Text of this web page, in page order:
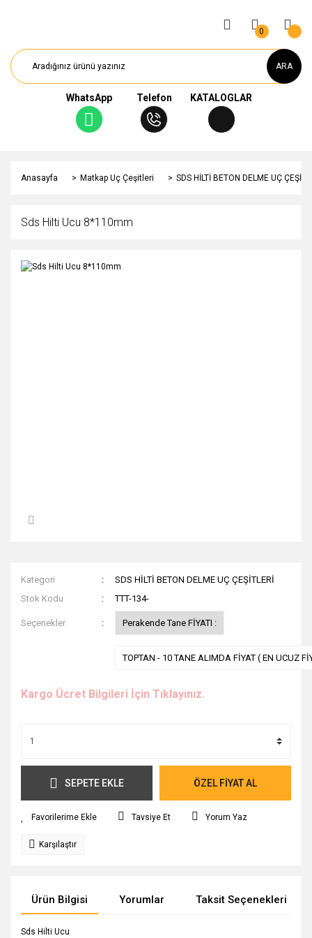
ARA
WhatsApp Telefon KATALOGLAR
0
Anasayfa Matkap Uç Çeşitleri SDS HİLTİ BETON DELME UÇ
Sds Hilti Ucu 8*110mm
Kategori
SDS HİLTİ BETON DELME UÇ ÇEŞİTLERİ
Stok Kodu
TTT-134-
Seçenekler Perakende Tane FİYATI :
TOPTAN - 10 TANE ALIMDA FİYAT ( EN UCUZ
Kargo Ücret Bilgileri İçin Tıklayınız.
SEPETE EKLE ÖZEL FİYAT AL
Tavsiye Et Yorum Yaz
Karşılaştır
Ürün Bilgisi Yorumlar Taksit Seçenekleri
Sds Hilti Ucu